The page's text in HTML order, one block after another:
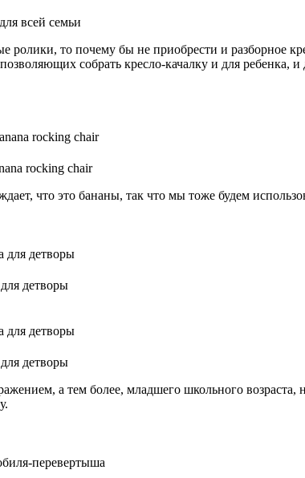
всей семьи
то почему бы не приобрести и разборное
собрать кресло-качалку и для ребенка, и
rocking chair
что это бананы, так что мы тоже будем
детворы
детворы
а тем более, младшего школьного возраста,